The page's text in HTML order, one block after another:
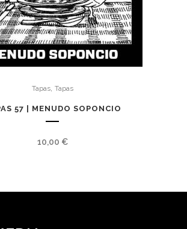
Tapas, Tapas
57 | MENUDO SOPONCIO
10,00 €